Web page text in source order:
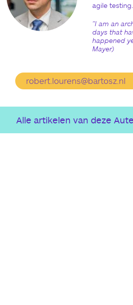
agile testing.
"I am an
days that
happened
Mayer)
robert.lourens@bartosz.nl
Alle artikelen van deze